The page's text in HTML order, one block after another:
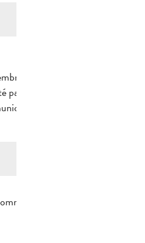
l’accès aux massifs
par arrêté préfectoral et
à moins de 500 m